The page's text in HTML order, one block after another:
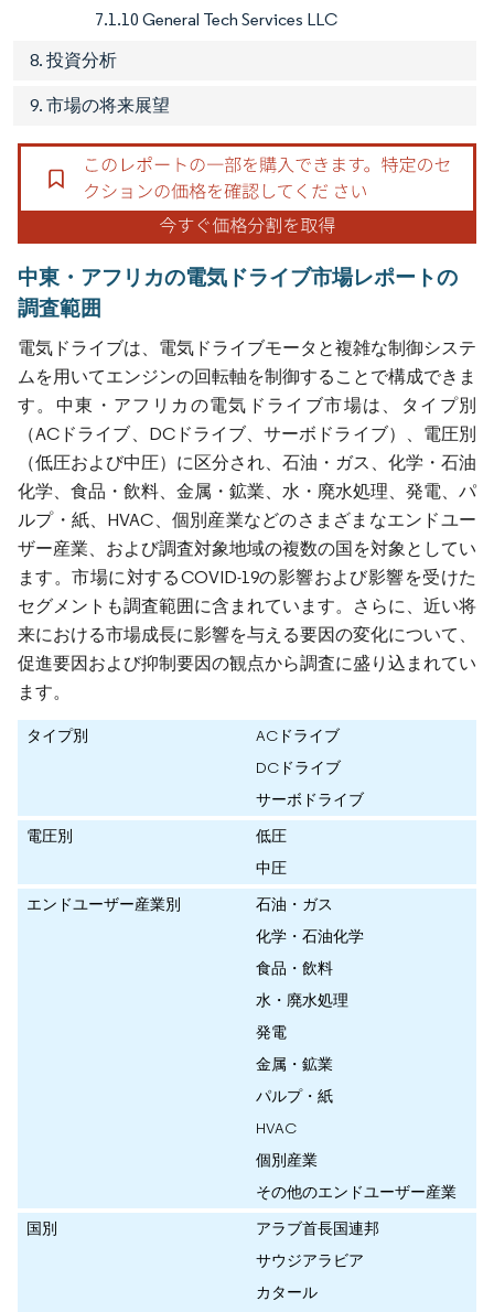
7.1.10 General Tech Services LLC
8. 投資分析
9. 市場の将来展望
中東・アフリカの電気ドライブ市場レポートの
調査範囲
電気ドライブは、電気ドライブモータと複雑な制御システ
ムを用いてエンジンの回転軸を制御することで構成できま
す。中東・アフリカの電気ドライブ市場は、タイプ別
（ACドライブ、DCドライブ、サーボドライブ）、電圧別
（低圧および中圧）に区分され、石油・ガス、化学・石油
化学、食品・飲料、金属・鉱業、水・廃水処理、発電、パ
ルプ・紙、HVAC、個別産業などのさまざまなエンドユー
ザー産業、および調査対象地域の複数の国を対象としてい
ます。市場に対するCOVID-19の影響および影響を受けた
セグメントも調査範囲に含まれています。さらに、近い将
来における市場成長に影響を与える要因の変化について、
促進要因および抑制要因の観点から調査に盛り込まれてい
ます。
タイプ別
ACドライブ
DCドライブ
サーボドライブ
電圧別
低圧
中圧
エンドユーザー産業別
石油・ガス
化学・石油化学
食品・飲料
水・廃水処理
発電
金属・鉱業
パルプ・紙
HVAC
個別産業
その他のエンドユーザー産業
国別
アラブ首長国連邦
サウジアラビア
カタール